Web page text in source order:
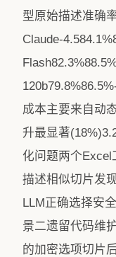
型原始描述准确
Claude-
成本主要来自动
升最显著
化问题两个Excel
描述相似切片发
LLM正确选择安
景二遗留代码维
的加密选项切片